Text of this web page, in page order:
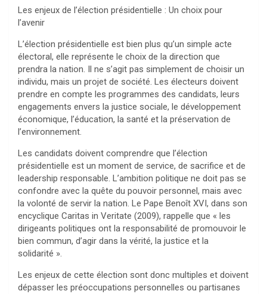
Les enjeux de l’élection présidentielle : Un choix pour
l’avenir
L’élection présidentielle est bien plus qu’un simple acte
électoral, elle représente le choix de la direction que
prendra la nation. Il ne s’agit pas simplement de choisir un
individu, mais un projet de société. Les électeurs doivent
prendre en compte les programmes des candidats, leurs
engagements envers la justice sociale, le développement
économique, l’éducation, la santé et la préservation de
l’environnement.
Les candidats doivent comprendre que l’élection
présidentielle est un moment de service, de sacrifice et de
leadership responsable. L’ambition politique ne doit pas se
confondre avec la quête du pouvoir personnel, mais avec
la volonté de servir la nation. Le Pape Benoît XVI, dans son
encyclique Caritas in Veritate (2009), rappelle que « les
dirigeants politiques ont la responsabilité de promouvoir le
bien commun, d’agir dans la vérité, la justice et la
solidarité ».
Les enjeux de cette élection sont donc multiples et doivent
dépasser les préoccupations personnelles ou partisanes